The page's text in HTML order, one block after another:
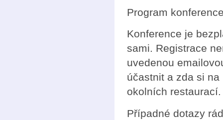
Program
Konference je
sami. Registrace
uvedenou
účastnit a zda si
okolních restaurací.
Případné dotazy